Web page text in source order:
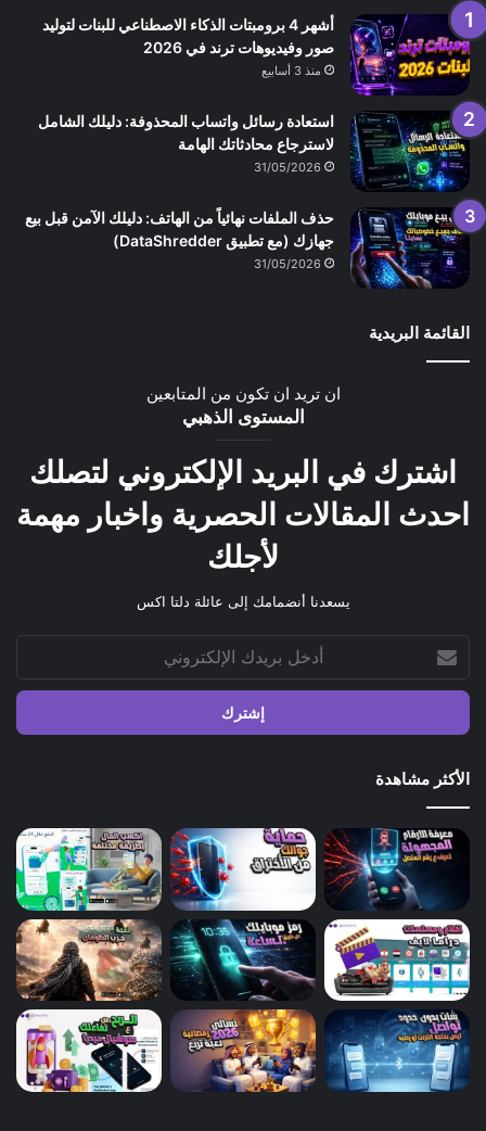
أشهر 4 برومبتات الذكاء الاصطناعي للبنات لتوليد
صور وفيديوهات ترند في 2026
منذ 3 أسابيع
استعادة رسائل واتساب المحذوفة: دليلك الشامل
لاسترجاع محادثاتك الهامة
31/05/2026
حذف الملفات نهائياً من الهاتف: دليلك الآمن قبل بيع
جهازك (مع تطبيق DataShredder)
31/05/2026
القائمة البريدية
ان تريد ان تكون من المتابعين
المستوى الذهبي
اشترك في البريد الإلكتروني لتصلك
احدث المقالات الحصرية واخبار مهمة
لأجلك
يسعدنا أنضمامك إلى عائلة دلتا اكس
بريدك
الإلكتروني
الأكثر مشاهدة